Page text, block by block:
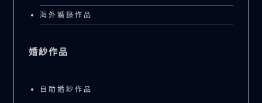
海外婚錄作品
婚紗作品
自助婚紗作品